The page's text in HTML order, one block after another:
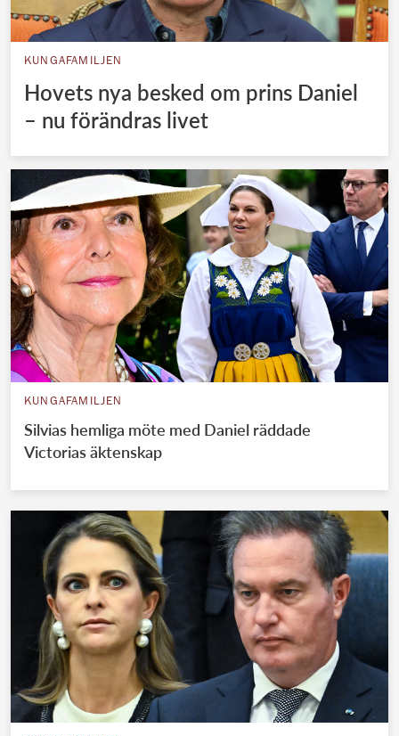
KUNGAFAMILJEN
Hovets nya besked om prins Daniel
– nu förändras livet
KUNGAFAMILJEN
Silvias hemliga möte med Daniel räddade
Victorias äktenskap